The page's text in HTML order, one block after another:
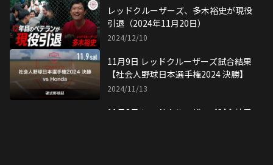
レッドクルーザーズ、多木裕史が現役
引退（2024年11月20日）
2024/12/10
11月9日 レッドクルーザーズ試合結果
【社会人野球日本選手権2024 決勝】
2024/11/13
11月8日 レッドクルーザーズ試合結果